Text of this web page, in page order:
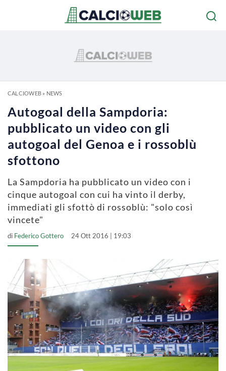
CALCIOWEB» NEWS
Autogoal della Sampdoria:
pubblicato un video con gli
autogoal del Genoa e i rossoblù
sfottono
La Sampdoria ha pubblicato un video con i
cinque autogoal con cui ha vinto il derby,
immediati gli sfottò di rossoblù: "solo così
vincete"
di Federico Gottero 24 Ott 2016 | 19:03